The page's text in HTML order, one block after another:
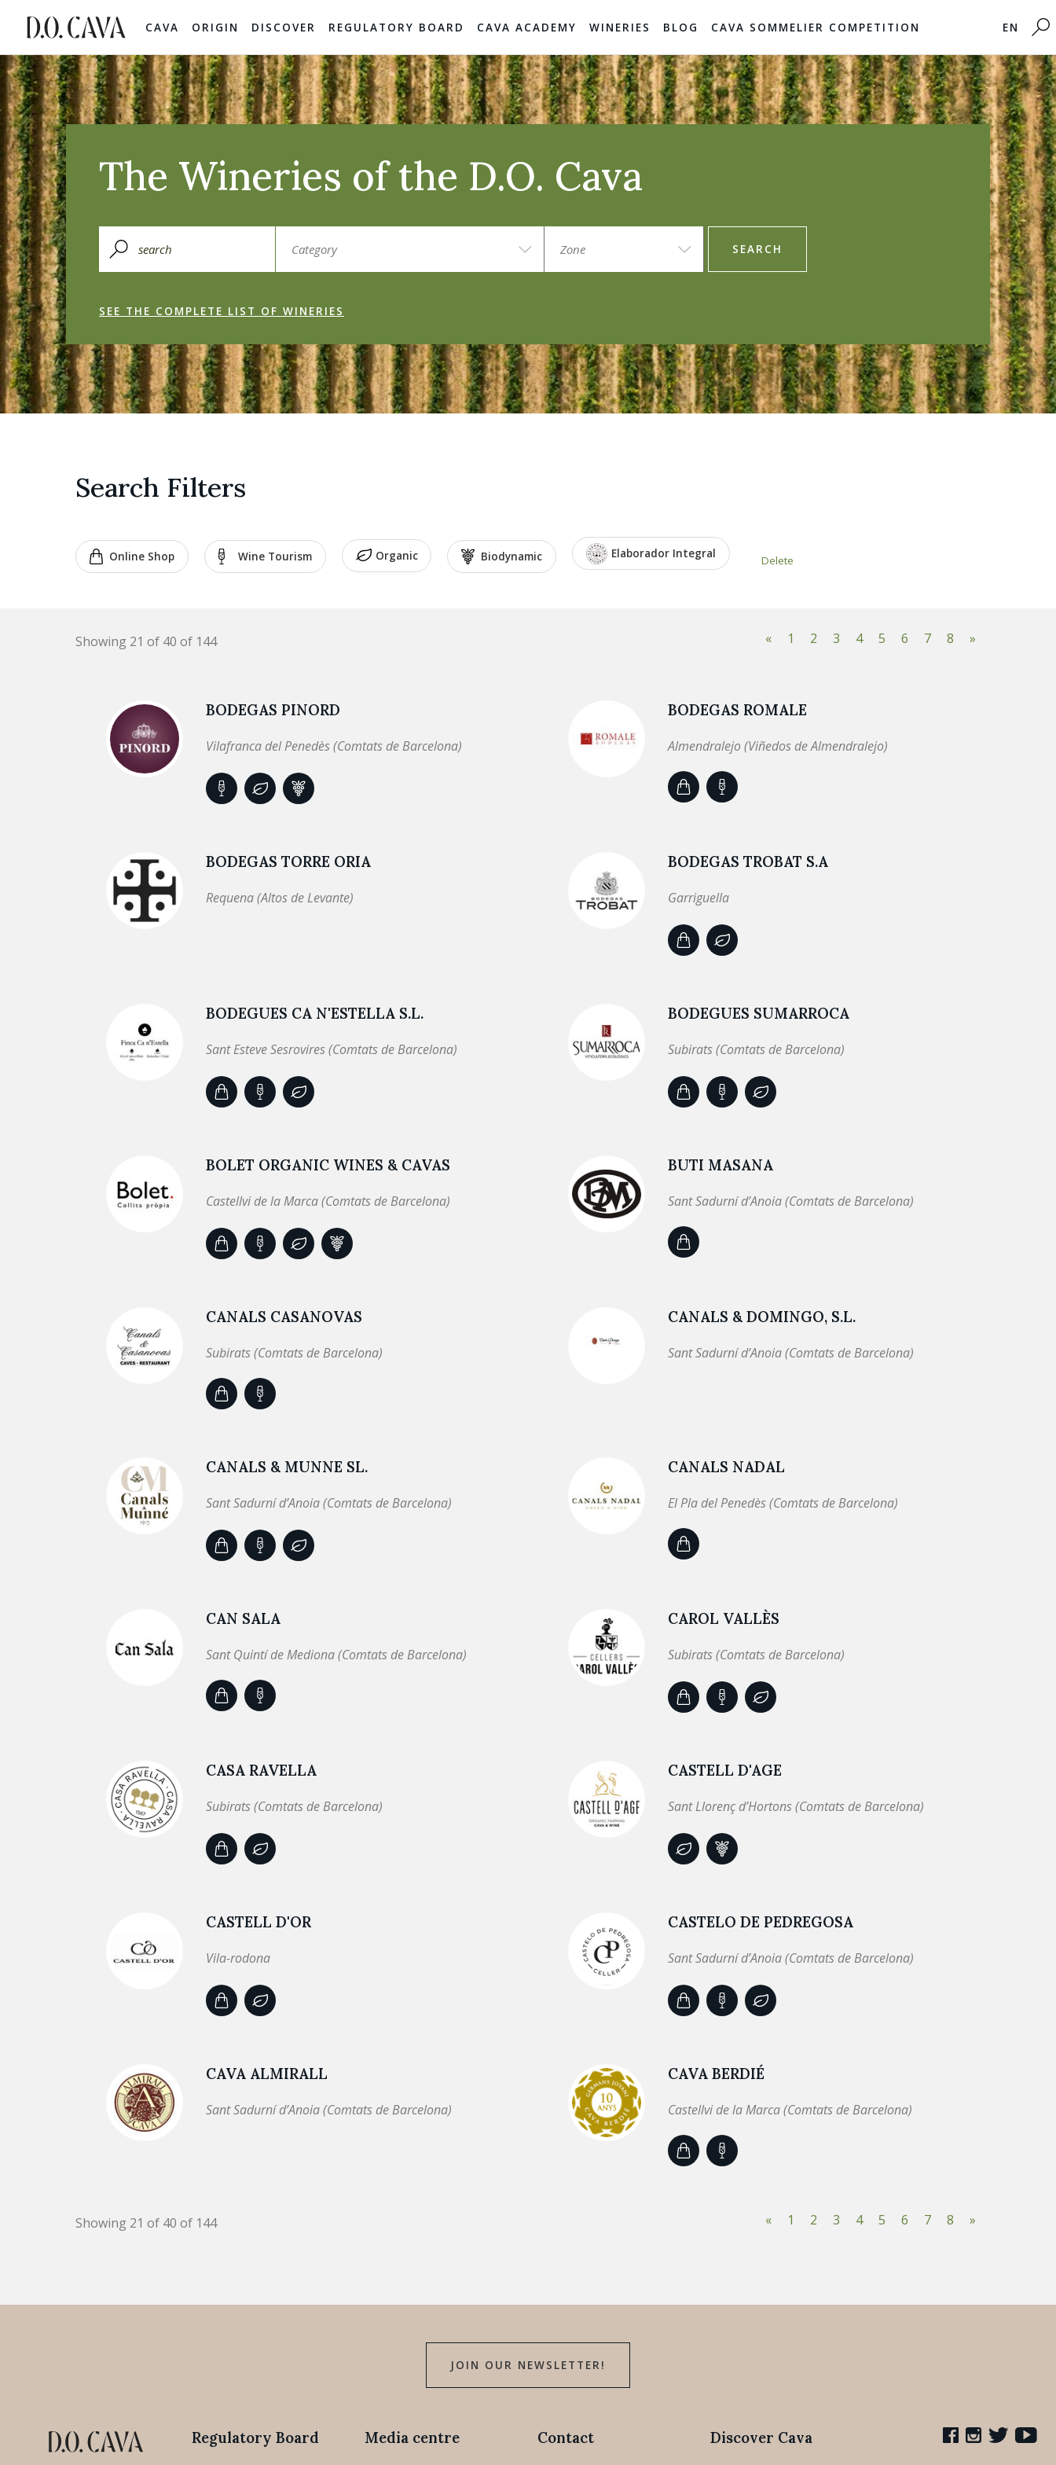
CAVA ORIGIN DISCOVER REGULATORY BOARD CAVA ACADEMY WINERIES BLOG CAVA SOMMELIER COMPETITION EN
The Wineries of the D.O. Cava
SEARCH
SEE THE COMPLETE LIST OF WINERIES
Search Filters
Online Shop Wine Tourism Organic Biodynamic Elaborador Integral Delete
Showing 21 of 40 of 144 « 1 2 3 4 5 6 7 8 »
BODEGAS PINORD
Vilafranca del Penedès (Comtats de Barcelona)
BODEGAS ROMALE
Almendralejo (Viñedos de Almendralejo)
BODEGAS TORRE ORIA
Requena (Altos de Levante)
BODEGAS TROBAT S.A
Garriguella
BODEGUES CA N'ESTELLA S.L.
Sant Esteve Sesrovires (Comtats de Barcelona)
BODEGUES SUMARROCA
Subirats (Comtats de Barcelona)
BOLET ORGANIC WINES & CAVAS
Castellvi de la Marca (Comtats de Barcelona)
BUTI MASANA
Sant Sadurní d’Anoia (Comtats de Barcelona)
CANALS CASANOVAS
Subirats (Comtats de Barcelona)
CANALS & DOMINGO, S.L.
Sant Sadurní d’Anoia (Comtats de Barcelona)
CANALS & MUNNE SL.
Sant Sadurní d’Anoia (Comtats de Barcelona)
CANALS NADAL
El Pla del Penedès (Comtats de Barcelona)
CAN SALA
Sant Quintí de Mediona (Comtats de Barcelona)
CAROL VALLÈS
Subirats (Comtats de Barcelona)
CASA RAVELLA
Subirats (Comtats de Barcelona)
CASTELL D'AGE
Sant Llorenç d’Hortons (Comtats de Barcelona)
CASTELL D'OR
Vila-rodona
CASTELO DE PEDREGOSA
Sant Sadurní d’Anoia (Comtats de Barcelona)
CAVA ALMIRALL
Sant Sadurní d’Anoia (Comtats de Barcelona)
CAVA BERDIÉ
Castellvi de la Marca (Comtats de Barcelona)
Showing 21 of 40 of 144 « 1 2 3 4 5 6 7 8 »
JOIN OUR NEWSLETTER!
Regulatory Board Media centre Contact Discover Cava